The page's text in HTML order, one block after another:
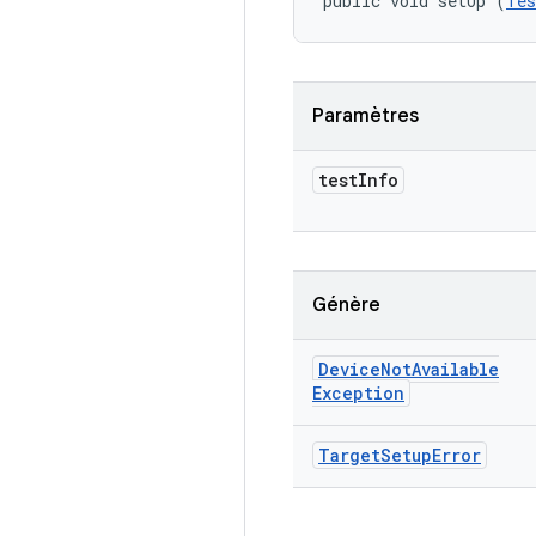
Paramètres
testInfo
Génère
DeviceNotAvailable
Exception
TargetSetupError